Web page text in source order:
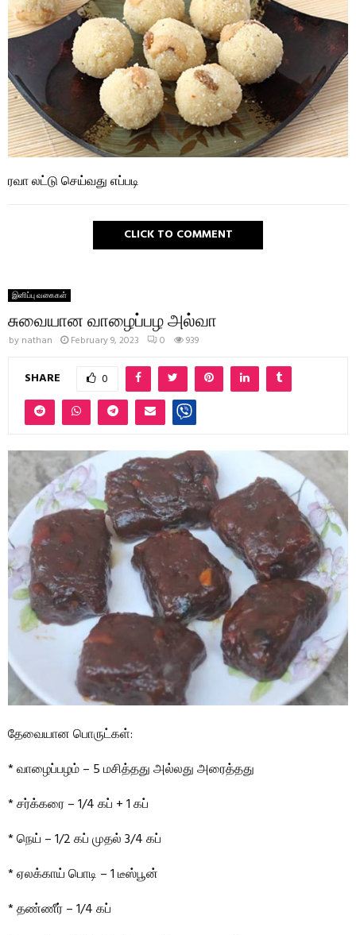
ரவா லட்டு செய்வது எப்படி
CLICK TO COMMENT
இனிப்பு வகைகள்
சுவையான வாழைப்பழ அல்வா
by nathan February 9, 2023 0 939
SHARE 0
தேவையான பொருட்கள்:
* வாழைப்பழம் – 5 மசித்தது அல்லது அரைத்தது
* சர்க்கரை – 1/4 கப் + 1 கப்
* நெய் – 1/2 கப் முதல் 3/4 கப்
* ஏலக்காய் பொடி – 1 டீஸ்பூன்
* தண்ணீர் – 1/4 கப்